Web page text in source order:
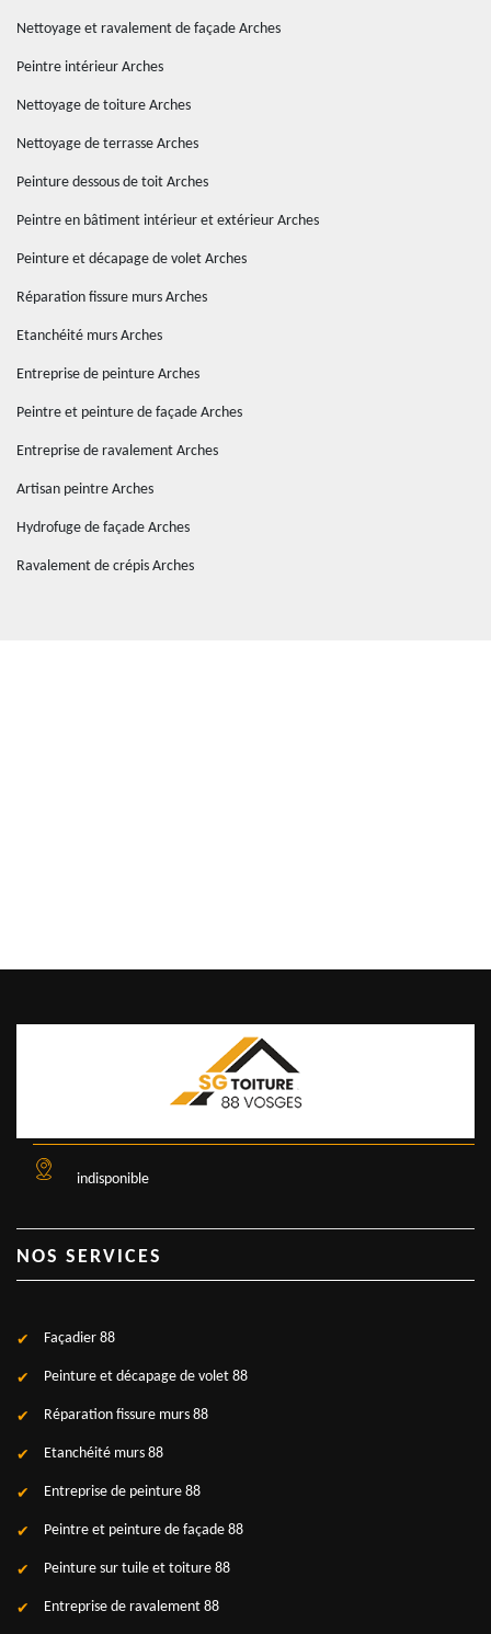
Nettoyage et ravalement de façade Arches
Peintre intérieur Arches
Nettoyage de toiture Arches
Nettoyage de terrasse Arches
Peinture dessous de toit Arches
Peintre en bâtiment intérieur et extérieur Arches
Peinture et décapage de volet Arches
Réparation fissure murs Arches
Etanchéité murs Arches
Entreprise de peinture Arches
Peintre et peinture de façade Arches
Entreprise de ravalement Arches
Artisan peintre Arches
Hydrofuge de façade Arches
Ravalement de crépis Arches
indisponible
NOS SERVICES
Façadier 88
Peinture et décapage de volet 88
Réparation fissure murs 88
Etanchéité murs 88
Entreprise de peinture 88
Peintre et peinture de façade 88
Peinture sur tuile et toiture 88
Entreprise de ravalement 88